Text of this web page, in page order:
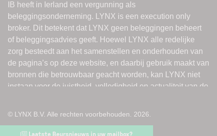
© LYNX B.V. Alle rechten voorbehouden. 2026.
Laatste Beursnieuws in uw mailbox?